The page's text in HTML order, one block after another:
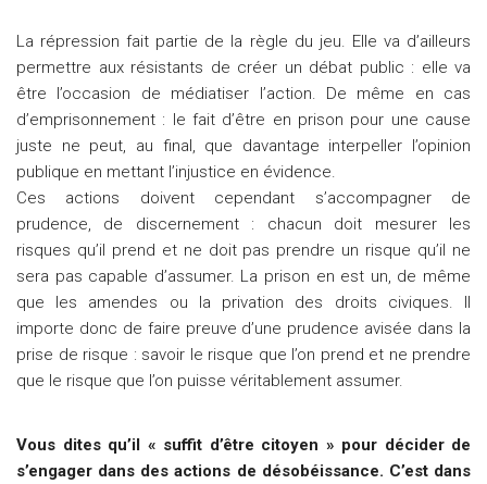
La répression fait partie de la règle du jeu. Elle va d’ailleurs
permettre aux résistants de créer un débat public : elle va
être l’occasion de médiatiser l’action. De même en cas
d’emprisonnement : le fait d’être en prison pour une cause
juste ne peut, au final, que davantage interpeller l’opinion
publique en mettant l’injustice en évidence.
Ces actions doivent cependant s’accompagner de
prudence, de discernement : chacun doit mesurer les
risques qu’il prend et ne doit pas prendre un risque qu’il ne
sera pas capable d’assumer. La prison en est un, de même
que les amendes ou la privation des droits civiques. Il
importe donc de faire preuve d’une prudence avisée dans la
prise de risque : savoir le risque que l’on prend et ne prendre
que le risque que l’on puisse véritablement assumer.
Vous dites qu’il « suffit d’être citoyen » pour décider de
s’engager dans des actions de désobéissance. C’est dans